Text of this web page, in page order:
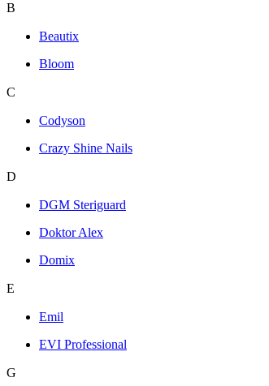
B
Beautix
Bloom
C
Codyson
Crazy Shine Nails
D
DGM Steriguard
Doktor Alex
Domix
E
Emil
EVI Professional
G